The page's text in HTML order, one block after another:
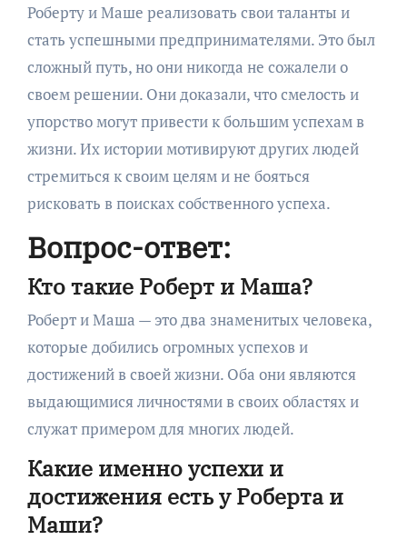
Роберту и Маше реализовать свои таланты и
стать успешными предпринимателями. Это был
сложный путь, но они никогда не сожалели о
своем решении. Они доказали, что смелость и
упорство могут привести к большим успехам в
жизни. Их истории мотивируют других людей
стремиться к своим целям и не бояться
рисковать в поисках собственного успеха.
Вопрос-ответ:
Кто такие Роберт и Маша?
Роберт и Маша — это два знаменитых человека,
которые добились огромных успехов и
достижений в своей жизни. Оба они являются
выдающимися личностями в своих областях и
служат примером для многих людей.
Какие именно успехи и
достижения есть у Роберта и
Маши?